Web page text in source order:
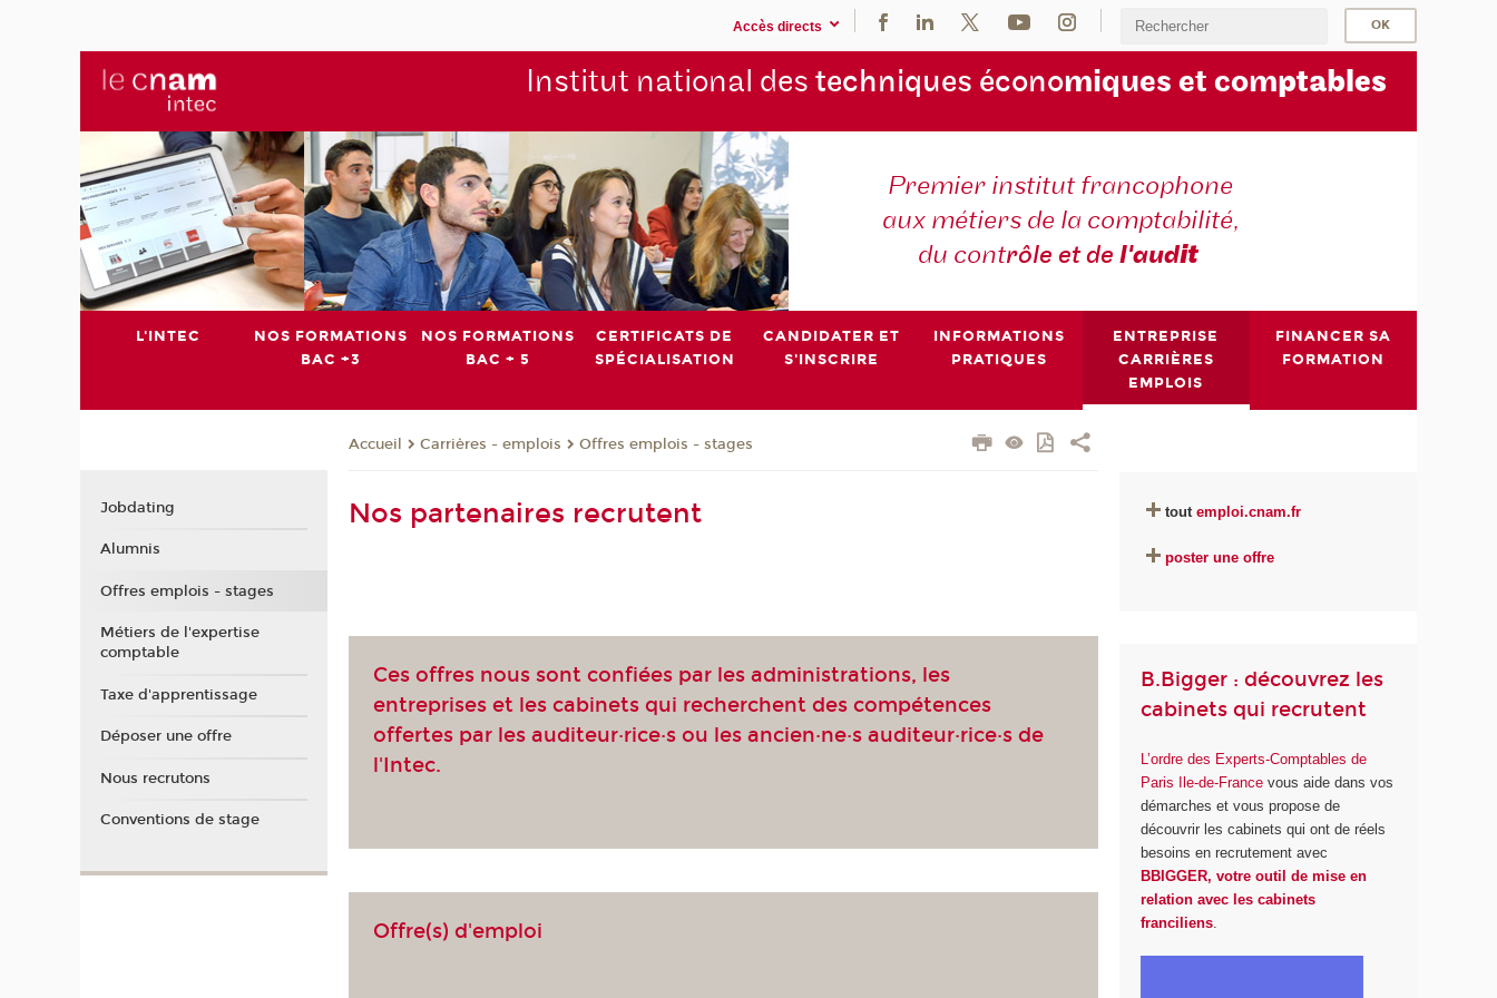
Accès directs
Institut national des techniques économiques et comptables
Premier institut francophone
aux métiers de la comptabilité,
du contrôle et del'audit
L'INTEC
NOS FORMATIONS
BAC +3
NOS FORMATIONS
BAC + 5
CERTIFICATS DE
SPÉCIALISATION
CANDIDATER ET
S'INSCRIRE
INFORMATIONS
PRATIQUES
ENTREPRISE
CARRIÈRES
EMPLOIS
FINANCER SA
FORMATION
Accueil Carrières - emplois Offres emplois - stages
Nos partenaires recrutent
Ces offres nous sont confiées par les administrations, les
entreprises et les cabinets qui recherchent des compétences
offertes par les auditeur·rice·s ou les ancien·ne·s auditeur·rice·s de
l'Intec.
Offre(s) d'emploi
toutemploi.cnam.fr
poster une offre
B.Bigger : découvrez les
cabinets qui recrutent
L’ordre des Experts-Comptables de
Paris Ile-de-France vous aide dans vos
démarches et vous propose de
découvrir les cabinets qui ont de réels
besoins en recrutement avec
BBIGGER, votre outil de mise en
relation avec les cabinets
franciliens
Jobdating
Alumnis
Offres emplois - stages
Métiers de l'expertise
comptable
Taxe d'apprentissage
Déposer une offre
Nous recrutons
Conventions de stage